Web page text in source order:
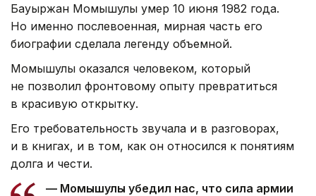
Бауыржан Момышулы умер 10 июня 1982 года.
Но именно послевоенная, мирная часть его
биографии сделала легенду объемной.
Момышулы оказался человеком, который
не позволил фронтовому опыту превратиться
в красивую открытку.
Его требовательность звучала и в разговорах,
и в книгах, и в том, как он относился к понятиям
долга и чести.
— Момышулы убедил нас, что сила армии